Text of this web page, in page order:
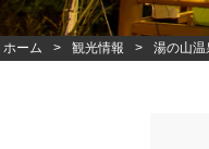
ホーム 観光情報 湯の山温